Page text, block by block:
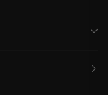
4,2 sobre 5,0 en